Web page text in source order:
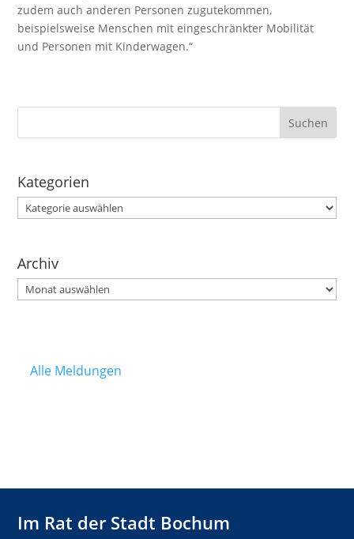
zudem auch anderen Personen zugutekommen,
beispielsweise Menschen mit eingeschränkter Mobilität
und Personen mit Kinderwagen.“
Kategorien
Kategorien
Archiv
Archiv
Alle Meldungen
Im Rat der Stadt Bochum